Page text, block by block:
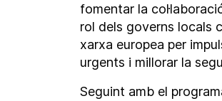
fomentar la
rol dels governs locals
xarxa europea per
urgents i millorar la
Seguint amb el